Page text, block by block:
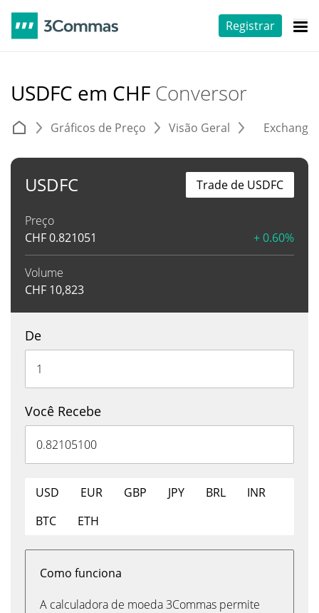
Registrar
USDFC em CHF Conversor
Gráficos de Preço Visão Geral
USDFC
Preço
CHF0.821051 + 0.60%
Volume
CHF 10,823
Trade de USDFC
De
Você Recebe
USD EUR GBP JPY BRL
INR
BTC
ETH
Como funciona
A calculadora de moeda 3Commas permite